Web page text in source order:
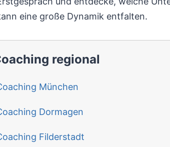
eine große Dynamik entfalten.
regional
München
Dormagen
Filderstadt